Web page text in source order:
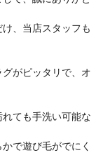
、当店スタッフも
がピッタリで、オ
ても手洗い可能な
で遊び毛がでにく